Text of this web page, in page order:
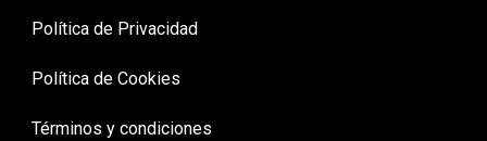
Política de Privacidad
Política de Cookies
Términos y condiciones